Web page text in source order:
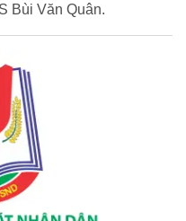
Bùi Văn Quân.